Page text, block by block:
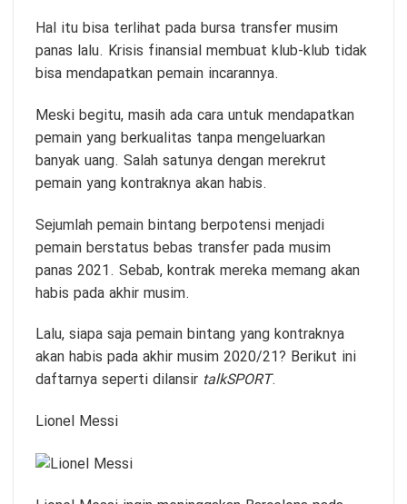
Hal itu bisa terlihat pada bursa transfer musim
panas lalu. Krisis finansial membuat klub-klub tidak
bisa mendapatkan pemain incarannya.
Meski begitu, masih ada cara untuk mendapatkan
pemain yang berkualitas tanpa mengeluarkan
banyak uang. Salah satunya dengan merekrut
pemain yang kontraknya akan habis.
Sejumlah pemain bintang berpotensi menjadi
pemain berstatus bebas transfer pada musim
panas 2021. Sebab, kontrak mereka memang akan
habis pada akhir musim.
Lalu, siapa saja pemain bintang yang kontraknya
akan habis pada akhir musim 2020/21? Berikut ini
daftarnya seperti dilansir talkSPORT.
Lionel Messi